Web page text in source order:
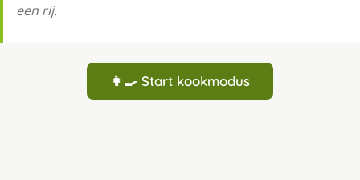
een rij.
👩‍🍳 Start kookmodus